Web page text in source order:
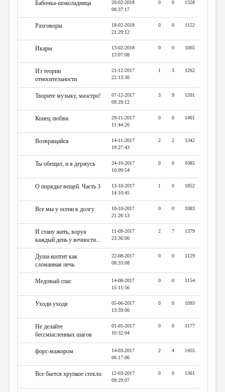
Бабочка-шоколадница
20-02-2018
08:37:17
0 0 1328
Разговоры
18-02-2018
21:29:12
0 0 1152
Икары
13-02-2018
13:07:08
0 0 1065
Из теории
относительности
21-12-2017
22:13:30
1 3 1262
Творите музыку, маэстро!
07-12-2017
09:29:12
3 9 1591
Конец любви
29-11-2017
11:44:26
0 0 1461
Возвращайся
14-11-2017
19:27:43
2 2 1342
Ты обещал, и я держусь
24-10-2017
10:09:54
0 0 1085
О порядке вещей. Часть 3
13-10-2017
14:10:45
1 0 1852
Все мы у осени в долгу
10-10-2017
21:26:13
0 0 1083
И стану жить, воруя
каждый день у вечности...
11-09-2017
23:36:00
2 7 1379
Душа коптит как
сломанная печь
22-08-2017
08:33:08
0 0 1129
Медовый спас
14-08-2017
15:11:56
0 0 1154
Уходи уходя
05-06-2017
13:39:00
0 0 1093
Не делайте
бессмысленных шагов
01-05-2017
10:32:04
0 0 1177
форс-мажором
14-03-2017
06:17:06
2 4 1455
Все бьется хрупкое стекло
12-03-2017
09:29:07
0 0 1361